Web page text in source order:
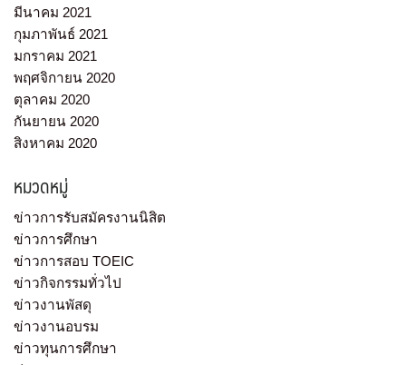
มีนาคม 2021
กุมภาพันธ์ 2021
มกราคม 2021
พฤศจิกายน 2020
ตุลาคม 2020
กันยายน 2020
สิงหาคม 2020
หมวดหมู่
ข่าวการรับสมัครงานนิสิต
ข่าวการศึกษา
ข่าวการสอบ TOEIC
ข่าวกิจกรรมทั่วไป
ข่าวงานพัสดุ
ข่าวงานอบรม
ข่าวทุนการศึกษา